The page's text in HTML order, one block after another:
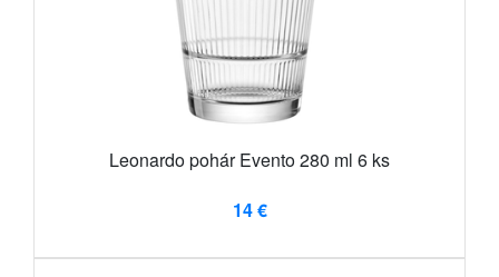
Leonardo pohár Evento 280 ml 6 ks
14 €